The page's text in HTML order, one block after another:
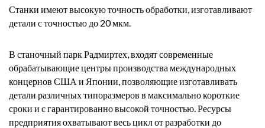
Станки имеют высокую точность обработки, изготавливают
детали с точностью до 20 мкм.
В станочный парк Радмиртех, входят современные
обрабатывающие центры производства международных
концернов США и Японии, позволяющие изготавливать
детали различных типоразмеров в максимально короткие
сроки и с гарантированно высокой точностью. Ресурсы
предприятия охватывают весь цикл от разработки до